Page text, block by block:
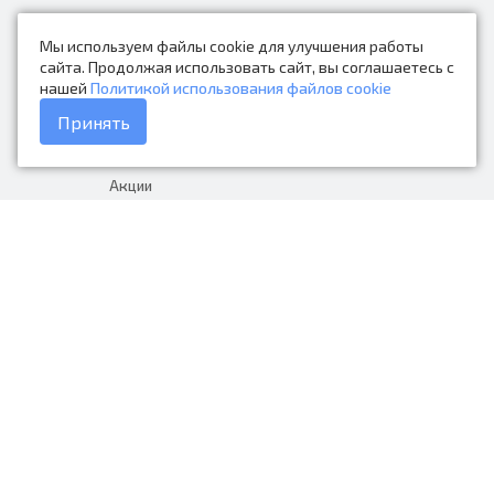
Мы используем файлы cookie для улучшения работы
сайта. Продолжая использовать сайт, вы соглашаетесь с
нашей Политикой использования файлов cookie
Принять
Контакты
Каталог товаров
Доставка и оплата
Акции